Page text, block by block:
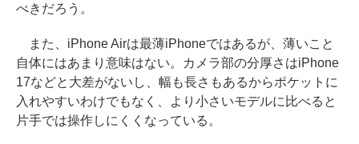
べきだろう。
また、iPhone Airは最薄iPhoneではあるが、薄いこと
自体にはあまり意味はない。カメラ部の分厚さはiPhone
17などと大差がないし、幅も長さもあるからポケットに
入れやすいわけでもなく、より小さいモデルに比べると
片手では操作しにくくなっている。